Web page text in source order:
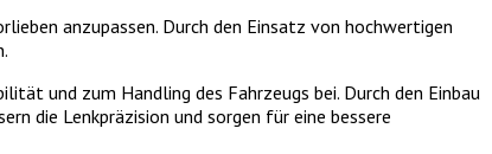
anzupassen. Durch den Einsatz von hochwertigen
und zum Handling des Fahrzeugs bei. Durch den Einbau
die Lenkpräzision und sorgen für eine bessere